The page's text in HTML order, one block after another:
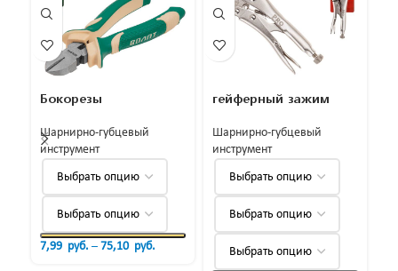
Бокорезы
Шарнирно-губцевый
инструмент
7,99 руб. –75,10 руб.
гейферный зажим
Шарнирно-губцевый
инструмент